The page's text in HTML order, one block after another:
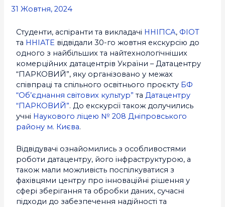
31 Жовтня, 2024
Студенти, аспіранти та викладачі ННІПСА, ФІОТ
та ННІАТЕ відвідали 30-го жовтня екскурсію до
одного з найбільших та найтехнологічніших
комерційних датацентрів України – Датацентру
“ПАРКОВИЙ”, яку організовано у межах
співпраці та спільного освітнього проєкту БФ
“Об’єднання світових культур” таДатацентру
“ПАРКОВИЙ”. До екскурсії також долучились
учні Наукового ліцею № 208 Дніпровського
району м. Києва.
Відвідувачі ознайомились з особливостями
роботи датацентру, його інфраструктурою, а
також мали можливість поспілкуватися з
фахівцями центру про інноваційні рішення у
сфері зберігання та обробки даних, сучасні
підходи до забезпечення надійності та